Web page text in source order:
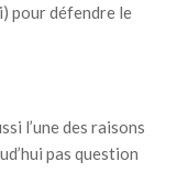
pour défendre le
l’une des raisons
pas question